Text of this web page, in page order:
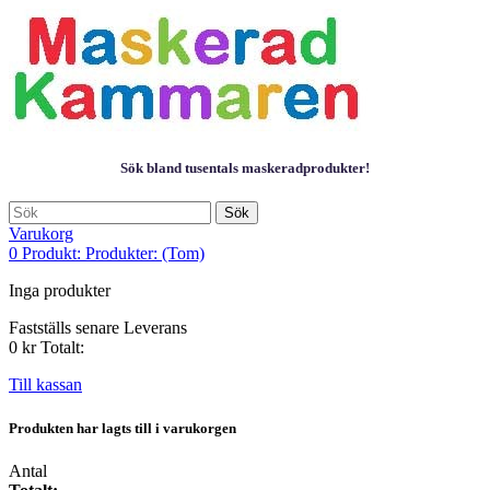
Sök bland tusentals maskeradprodukter!
Sök
Varukorg
0 Produkt: Produkter: (Tom)
Inga produkter
Fastställs senare Leverans
0 kr Totalt:
Till kassan
Produkten har lagts till i varukorgen
Antal